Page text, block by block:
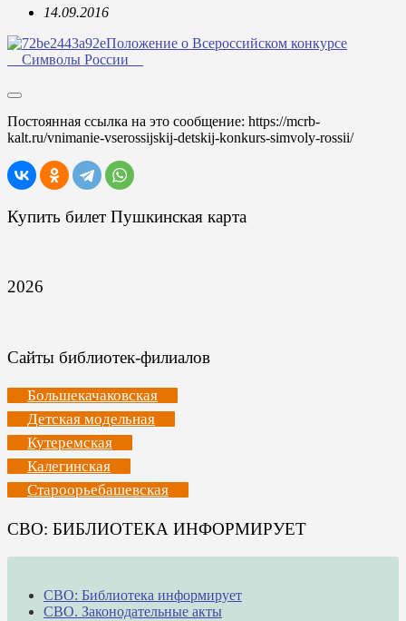
14.09.2016
Положение о Всероссийском конкурсе
__Символы России__
Постоянная ссылка на это сообщение: https://mcrb-
kalt.ru/vnimanie-vserossijskij-detskij-konkurs-simvoly-rossii/
Купить билет Пушкинская карта
2026
Сайты библиотек-филиалов
Большекачаковская
Детская модельная
Кутеремская
Калегинская
Староорьебашевская
СВО: БИБЛИОТЕКА ИНФОРМИРУЕТ
СВО: Библиотека информирует
СВО. Законодательные акты